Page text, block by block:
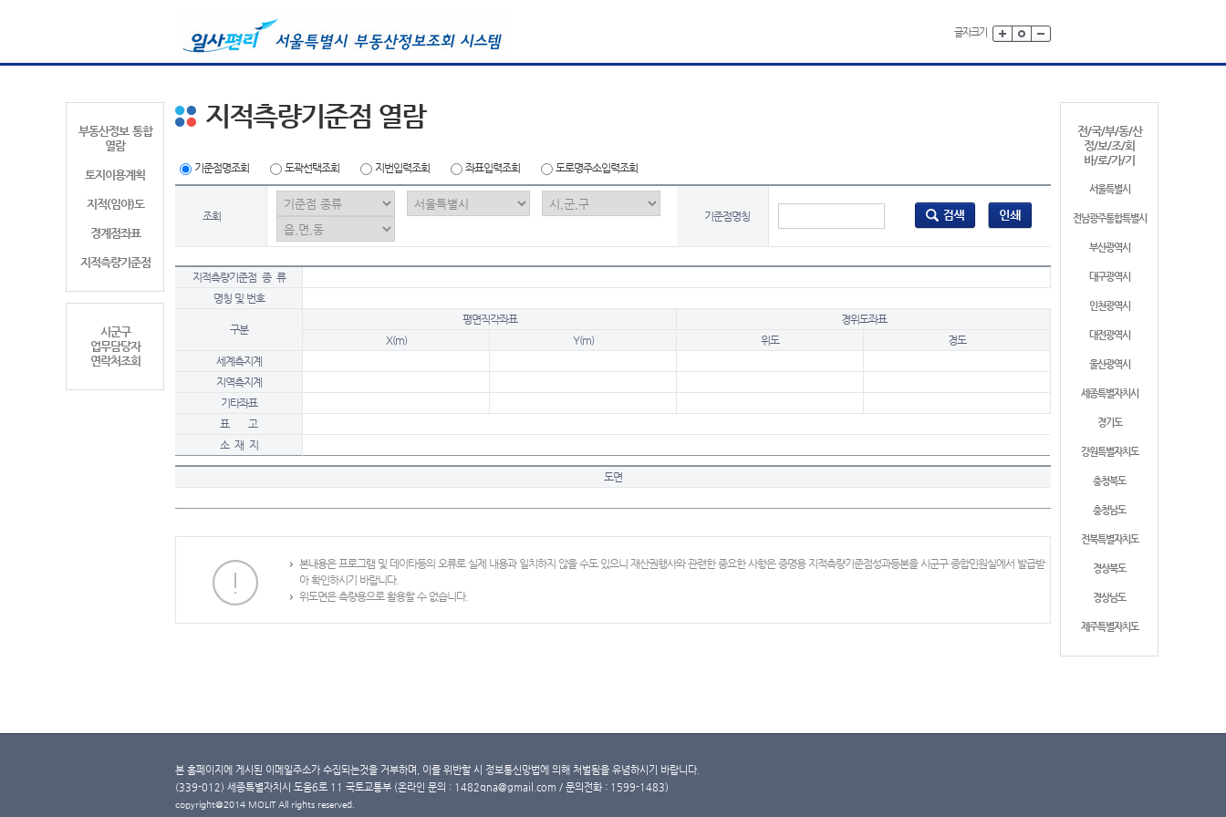
글자크기
부동산정보 통합
열람
토지이용계획
지적(임야)도
경계점좌표
지적측량기준점
시군구
업무담당자
연락처조회
전/국/부/동/산
정/보/조/회
바/로/가/기
서울특별시
전남광주통합특별시
부산광역시
대구광역시
인천광역시
대전광역시
울산광역시
세종특별자치시
경기도
강원특별자치도
충청북도
충청남도
전북특별자치도
경상북도
경상남도
제주특별자치도
지적측량기준점 열람
기준점명조회 도곽선택조회 지번입력조회 좌표입력조회 도로명주소입력조회
조회 기준점명칭
지적측량기준점 종 류
명칭 및 번호
구분
평면직각좌표
경위도좌표
X(m)
Y(m) 위도
경도
세계측지계
지역측지계
기타좌표
표 고
소 재 지
도면
본내용은 프로그램 및 데이타등의 오류로 실제 내용과 일치하지 않을 수도 있으니 재산권행사와 관련한 중요한 사항은 증명용 지적측량기준점성과등본을 시군구 종합민원실에서 발급받
아 확인하시기 바랍니다.
위도면은 측량용으로 활용할 수 없습니다.
본 홈페이지에 게시된 이메일주소가 수집되는것을 거부하며, 이를 위반할 시 정보통신망법에 의해 처벌됨을 유념하시기 바랍니다.
(339-012) 세종특별자치시 도움6로 11 국토교통부 (온라인 문의 : 1482qna@gmail.com / 문의전화 : 1599-1483)
copyright@2014 MOLIT All rights reserved.